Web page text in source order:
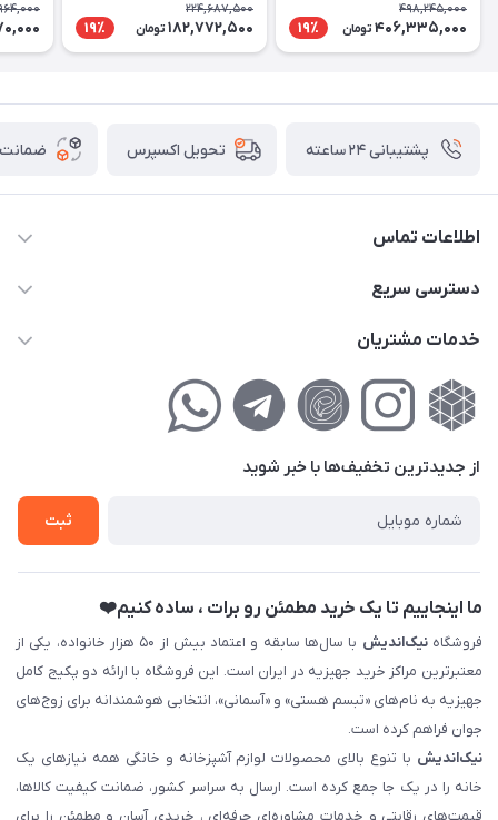
498,245,000
406,335,000 تومان 19٪
224,687,500
182,772,500 تومان 19٪
پشتیبانی ۲۴ ساعته تحویل اکسپرس ضمانت
اطلاعات تماس
02177111474
کوچه گلریز 4 غربی ، پلاک 13
دسترسی سریع
حساب کاربری
لیست محصولات
خدمات مشتریان
راهنمای‌خرید‌آنلاین
حریم خصوصی
فروش‌اقساطی
از جدید‌ترین تخفیف‌ها با‌ خبر شوید
ثبت
ما اینجاییم تا یک خرید مطمئن رو برات ، ساده کنیم❤️
فروشگاهنیک‌اندیش
با سال‌ها سابقه و اعتماد بیش از ۵۰ هزار خانواده، یکی از
معتبرترین مراکز خرید جهیزیه در ایران است. این فروشگاه با ارائه دو پکیج کامل
جهیزیه به نام‌های «تبسم هستی» و «آسمانی»، انتخابی هوشمندانه برای زوج‌های
جوان فراهم کرده است.
نیک‌اندیش با تنوع بالای محصولات لوازم آشپزخانه و خانگی همه نیازهای یک
خانه را در یک جا جمع کرده است. ارسال به سراسر کشور، ضمانت کیفیت کالاها،
قیمت‌های رقابتی و خدمات مشاوره‌ای حرفه‌ای ، خریدی آسان و مطمئن را برای